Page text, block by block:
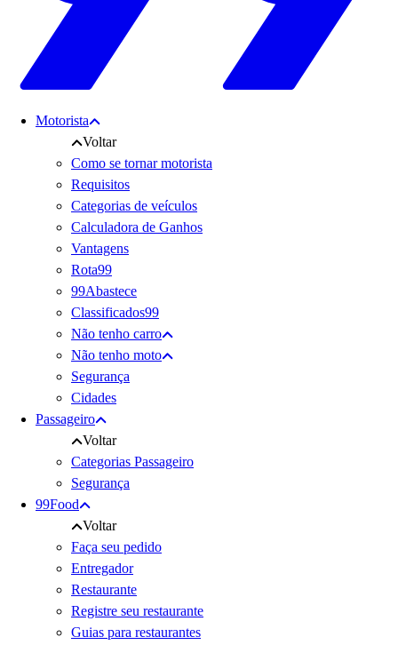
Motorista
Voltar
Como se tornar motorista
Requisitos
Categorias de veículos
Calculadora de Ganhos
Vantagens
Rota99
99Abastece
Classificados99
Não tenho carro
Não tenho moto
Segurança
Cidades
Passageiro
Voltar
Categorias Passageiro
Segurança
99Food
Voltar
Faça seu pedido
Entregador
Restaurante
Registre seu restaurante
Guias para restaurantes